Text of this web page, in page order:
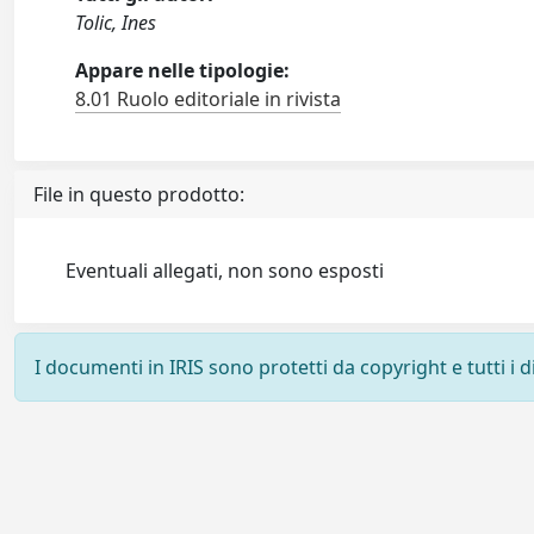
Tolic, Ines
Appare nelle tipologie:
8.01 Ruolo editoriale in rivista
File in questo prodotto:
Eventuali allegati, non sono esposti
I documenti in IRIS sono protetti da copyright e tutti i